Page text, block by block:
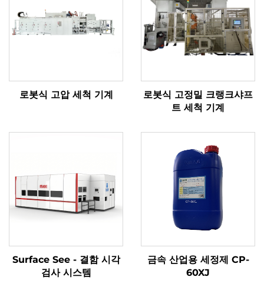
로봇식 고압 세척 기계
로봇식 고정밀 크랭크샤프
트 세척 기계
Surface See - 결함 시각
검사 시스템
금속 산업용 세정제 CP-
60XJ